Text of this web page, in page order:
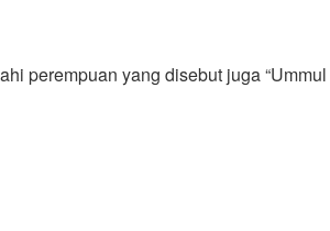
perempuan yang disebut juga